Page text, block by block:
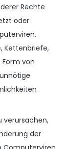
Rechte
oder
Kettenbriefe,
von
verursachen,
der